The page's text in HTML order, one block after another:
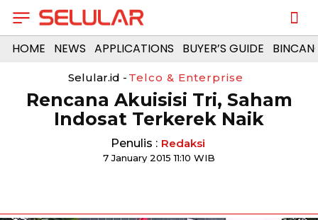
HOME NEWS APPLICATIONS BUYER’S GUIDE
Selular.id - Telco & Enterprise
Rencana Akuisisi Tri, Saham
Indosat Terkerek Naik
Penulis : Redaksi
7 January 2015 11:10 WIB